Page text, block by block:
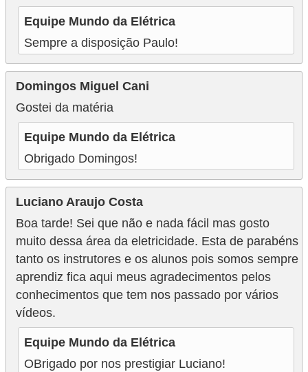
Equipe Mundo da Elétrica
Sempre a disposição Paulo!
Domingos Miguel Cani
Gostei da matéria
Equipe Mundo da Elétrica
Obrigado Domingos!
Luciano Araujo Costa
Boa tarde! Sei que não e nada fácil mas gosto
muito dessa área da eletricidade. Esta de parabéns
tanto os instrutores e os alunos pois somos sempre
aprendiz fica aqui meus agradecimentos pelos
conhecimentos que tem nos passado por vários
vídeos.
Equipe Mundo da Elétrica
OBrigado por nos prestigiar Luciano!